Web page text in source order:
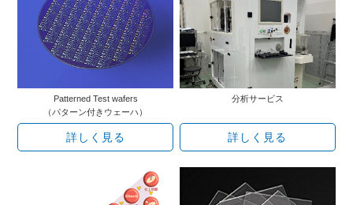
Patterned Test wafers
（パターン付きウェーハ）
詳しく見る
分析サービス
詳しく見る